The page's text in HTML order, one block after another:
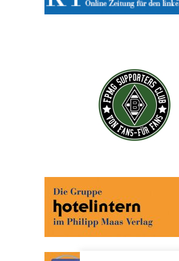
Abonnieren Sie jetzt
Wenn Sie noch mehr wissen
vertiefende Infos zu